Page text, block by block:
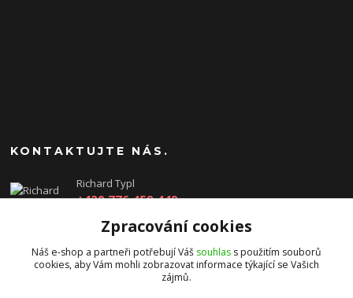
KONTAKTUJTE NÁS.
Richard Typl
+420 776 459 449
obchod@rtgames.cz
Zpracování cookies
Náš e-shop a partneři potřebují Váš souhlas s použitím souborů
cookies, aby Vám mohli zobrazovat informace týkající se Vašich
zájmů.